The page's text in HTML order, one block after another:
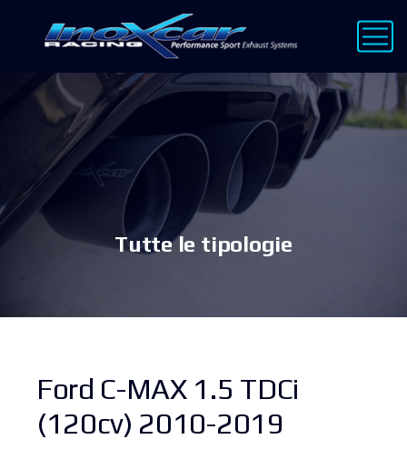
Tutte le tipologie
Ford C-MAX 1.5 TDCi
(120cv) 2010-2019